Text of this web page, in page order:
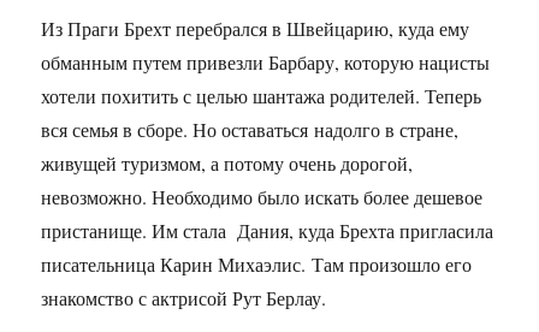
Из Праги Брехт перебрался в Швейцарию, куда ему
обманным путем привезли Барбару, которую нацисты
хотели похитить с целью шантажа родителей. Теперь
вся семья в сборе. Но оставаться надолго в стране,
живущей туризмом, а потому очень дорогой,
невозможно. Необходимо было искать более дешевое
пристанище. Им стала Дания, куда Брехта пригласила
писательница Карин Михаэлис. Там произошло его
знакомство с актрисой Рут Берлау.